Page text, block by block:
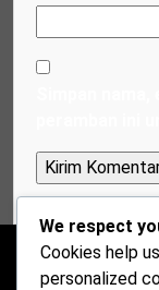
We respect
Cookies help
personalized